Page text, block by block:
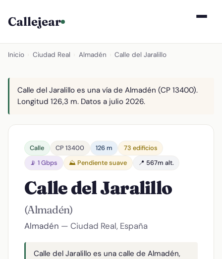
Callejear
Inicio Ciudad Real Almadén Calle del Jaralillo
Calle del Jaralillo es una vía de Almadén (CP 13400).
Longitud 126,3 m. Datos a julio 2026.
Calle CP 13400 126 m
73 edificios
📡 1 Gbps
⛰️ Pendiente suave 📍 567m alt.
Calle del Jaralillo
(Almadén)
Almadén — Ciudad Real, España
Calle del Jaralillo es una calle de Almadén,